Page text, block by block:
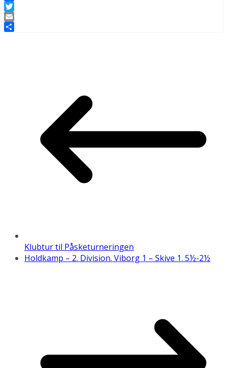
Facebook
Twitter
Email
Klubtur til Påsketurneringen
Holdkamp – 2. Division. Viborg 1 – Skive 1. 5½-2½